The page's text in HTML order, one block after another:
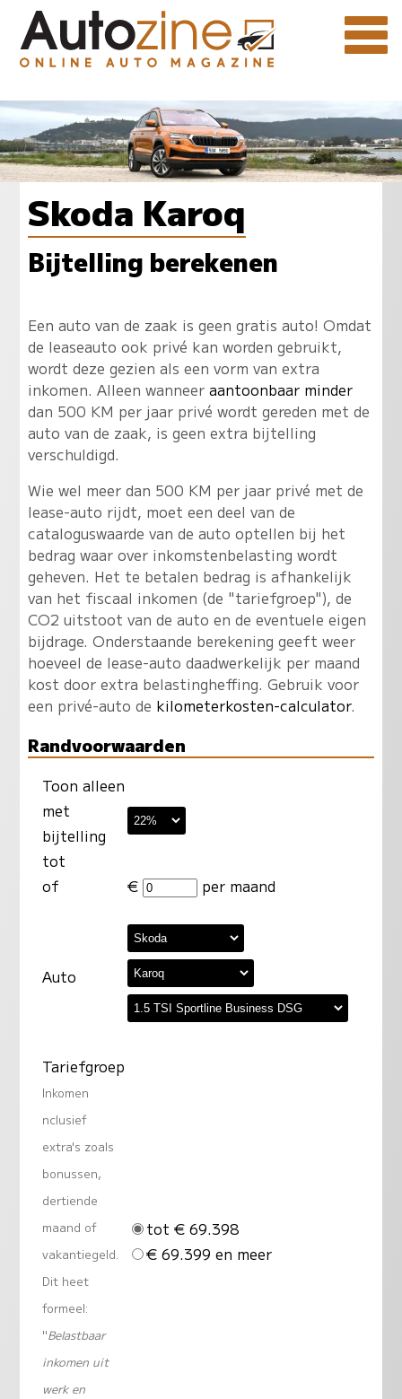
Skoda Karoq
Bijtelling berekenen
Een auto van de zaak is geen gratis auto! Omdat
de leaseauto ook privé kan worden gebruikt,
wordt deze gezien als een vorm van extra
inkomen. Alleen wanneer aantoonbaar minder
dan 500 KM per jaar privé wordt gereden met de
auto van de zaak, is geen extra bijtelling
verschuldigd.
Wie wel meer dan 500 KM per jaar privé met de
lease-auto rijdt, moet een deel van de
cataloguswaarde van de auto optellen bij het
bedrag waar over inkomstenbelasting wordt
geheven. Het te betalen bedrag is afhankelijk
van het fiscaal inkomen (de "tariefgroep"), de
CO2 uitstoot van de auto en de eventuele eigen
bijdrage. Onderstaande berekening geeft weer
hoeveel de lease-auto daadwerkelijk per maand
kost door extra belastingheffing. Gebruik voor
een privé-auto de kilometerkosten-calculator.
Randvoorwaarden
Toon alleen
met
bijtelling
tot
of
€ per maand
Auto
Tariefgroep
Inkomen
nclusief
extra's zoals
bonussen,
dertiende
maand of
vakantiegeld.
Dit heet
formeel:
"Belastbaar
inkomen uit
werk en
tot € 69.398
€ 69.399 en meer